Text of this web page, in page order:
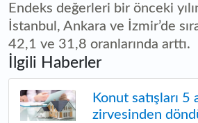
Endeks değerleri bir önceki
İstanbul, Ankara ve İzmir’de
42,1 ve 31,8 oranlarında arttı.
İlgili Haberler
Konut satışları 5
zirvesinden